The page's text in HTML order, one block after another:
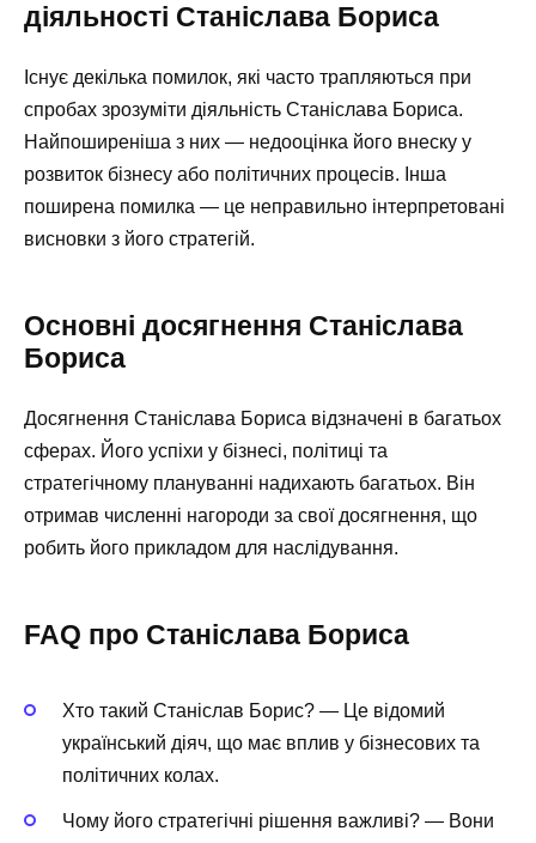
діяльності Станіслава Бориса
Існує декілька помилок, які часто трапляються при
спробах зрозуміти діяльність Станіслава Бориса.
Найпоширеніша з них — недооцінка його внеску у
розвиток бізнесу або політичних процесів. Інша
поширена помилка — це неправильно інтерпретовані
висновки з його стратегій.
Основні досягнення Станіслава
Бориса
Досягнення Станіслава Бориса відзначені в багатьох
сферах. Його успіхи у бізнесі, політиці та
стратегічному плануванні надихають багатьох. Він
отримав численні нагороди за свої досягнення, що
робить його прикладом для наслідування.
FAQ про Станіслава Бориса
Хто такий Станіслав Борис? — Це відомий
український діяч, що має вплив у бізнесових та
політичних колах.
Чому його стратегічні рішення важливі? — Вони